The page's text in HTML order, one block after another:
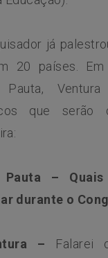
já
20 países.
Pauta,
que serão
Pauta –
durante o
– Falarei